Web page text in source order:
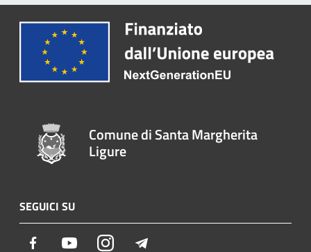
Comune di Santa Margherita
Ligure
SEGUICI SU
Facebook YoutubeInstagram